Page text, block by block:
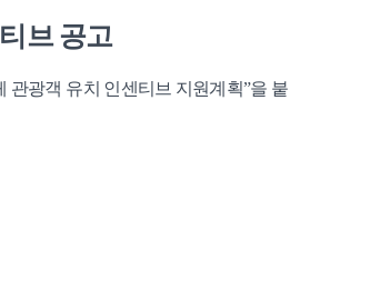
브 공고
관광객 유치 인센티브 지원계획”을 붙